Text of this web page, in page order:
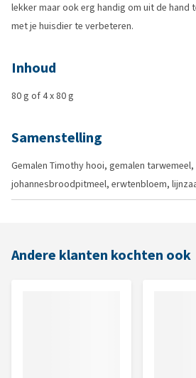
lekker maar ook erg handig om uit de hand
met je huisdier te verbeteren.
Inhoud
80 g of 4 x 80 g
Samenstelling
Gemalen Timothy hooi, gemalen
johannesbroodpitmeel, erwtenbloem,
Andere klanten kochten ook